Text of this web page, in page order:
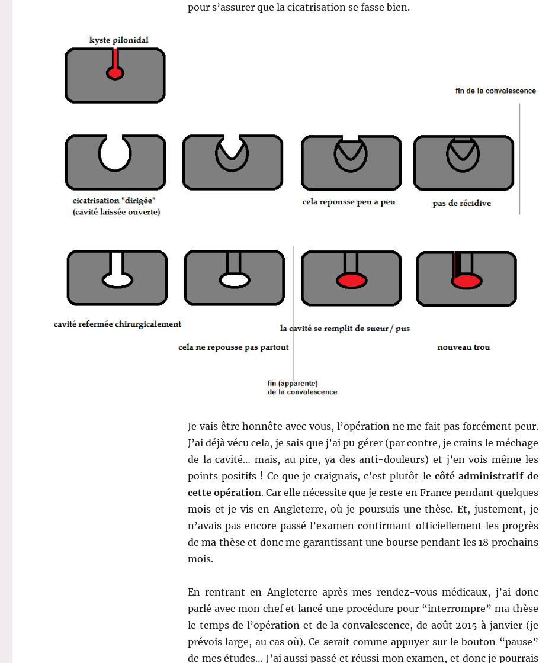
pour s’assurer que la cicatrisation se fasse bien.
Je vais être honnête avec vous, l’opération ne me fait pas forcément peur.
J’ai déjà vécu cela, je sais que j’ai pu gérer (par contre, je crains le méchage
de la cavité… mais, au pire, ya des anti-douleurs) et j’en vois même les
points positifs ! Ce que je craignais, c’est plutôt le côté administratif de
cette opération. Car elle nécessite que je reste en France pendant quelques
mois et je vis en Angleterre, où je poursuis une thèse. Et, justement, je
n’avais pas encore passé l’examen confirmant officiellement les progrès
de ma thèse et donc me garantissant une bourse pendant les 18 prochains
mois.
En rentrant en Angleterre après mes rendez-vous médicaux, j’ai donc
parlé avec mon chef et lancé une procédure pour “interrompre” ma thèse
le temps de l’opération et de la convalescence, de août 2015 à janvier (je
prévois large, au cas où). Ce serait comme appuyer sur le bouton “pause”
de mes études… J’ai aussi passé et réussi mon examen, et donc je pourrais